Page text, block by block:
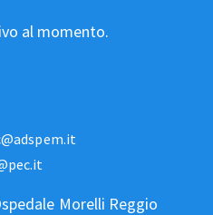
al momento.
Morelli Reggio